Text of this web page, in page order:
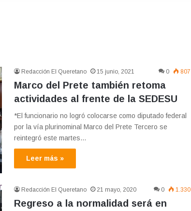
Redacción El Queretano 15 junio, 2021 0 807
Marco del Prete también retoma
actividades al frente de la SEDESU
*El funcionario no logró colocarse como diputado federal
por la vía plurinominal Marco del Prete Tercero se
reintegró este martes…
Leer más »
Redacción El Queretano 21 mayo, 2020 0 1.330
Regreso a la normalidad será en